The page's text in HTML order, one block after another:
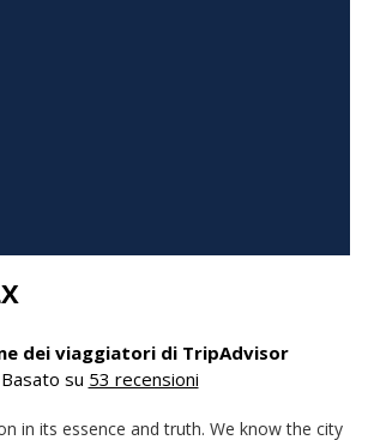
dei viaggiatori di TripAdvisor
Basato su 53 recensioni
in its essence and truth. We know the city